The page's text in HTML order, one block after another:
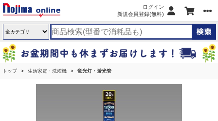
ログイン
新規会員登録(無料)
トップ 生活家電・洗濯機 蛍光灯・蛍光管